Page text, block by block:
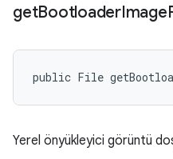
getBootloaderImage
public File
Yerel önyükleyici görüntü